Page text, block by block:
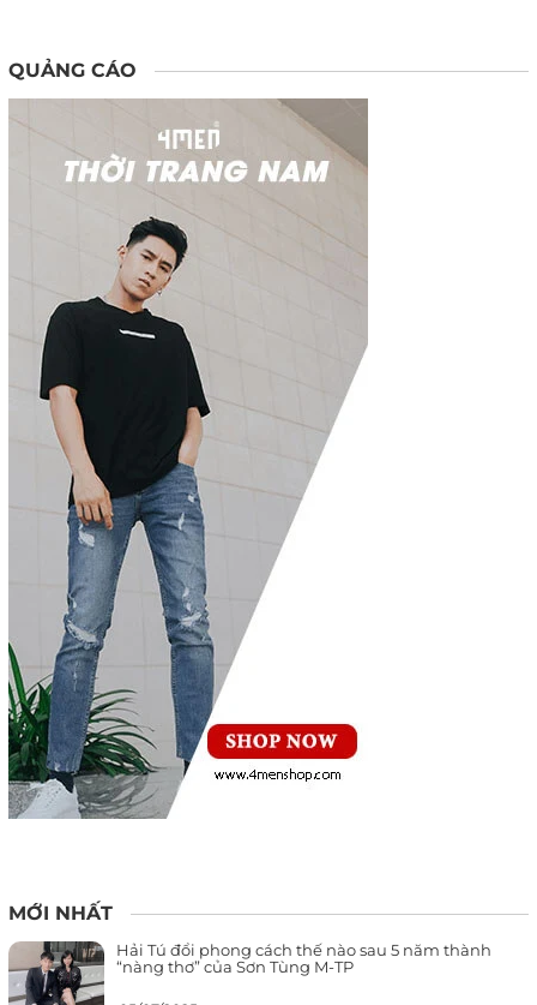
QUẢNG CÁO
MỚI NHẤT
Hải Tú đổi phong cách thế nào sau 5 năm thành
“nàng thơ” của Sơn Tùng M-TP